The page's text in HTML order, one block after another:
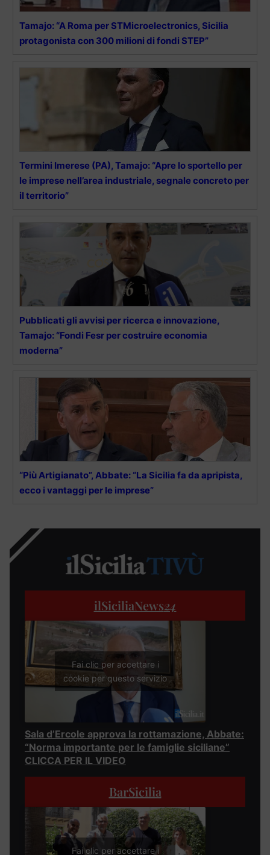
Tamajo: “A Roma per STMicroelectronics, Sicilia
protagonista con 300 milioni di fondi STEP”
Termini Imerese (PA), Tamajo: “Apre lo sportello per
le imprese nell’area industriale, segnale concreto per
il territorio”
Pubblicati gli avvisi per ricerca e innovazione,
Tamajo: “Fondi Fesr per costruire economia
moderna”
“Più Artigianato”, Abbate: “La Sicilia fa da apripista,
ecco i vantaggi per le imprese”
ilSiciliaNews24
Fai clic per accettare i
cookie per questo servizio
Sala d’Ercole approva la rottamazione, Abbate:
“Norma importante per le famiglie siciliane”
CLICCA PER IL VIDEO
BarSicilia
Fai clic per accettare i